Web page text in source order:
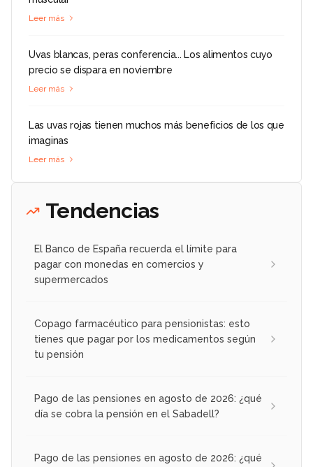
Leer más
Uvas blancas, peras conferencia... Los alimentos cuyo
precio se dispara en noviembre
Leer más
Las uvas rojas tienen muchos más beneficios de los que
imaginas
Leer más
Tendencias
El Banco de España recuerda el límite para
pagar con monedas en comercios y
supermercados
Copago farmacéutico para pensionistas: esto
tienes que pagar por los medicamentos según
tu pensión
Pago de las pensiones en agosto de 2026: ¿qué
día se cobra la pensión en el Sabadell?
Pago de las pensiones en agosto de 2026: ¿qué